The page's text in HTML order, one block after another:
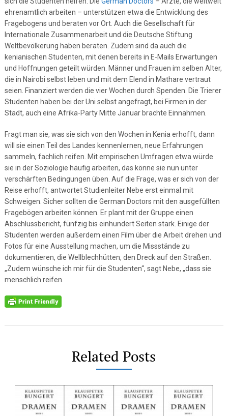
ehrenamtlich arbeiten – unterstützen etwa die Entwicklung des
Fragebogens und beraten vor Ort. Auch die Gesellschaft für
Internationale Zusammenarbeit und die Deutsche Stiftung
Weltbevölkerung haben beraten. Zudem sind da auch die
kenianischen Studenten, mit denen bereits in E-Mails Erwartungen
und Hoffnungen geteilt würden. Männer und Frauen im selben Alter,
die in Nairobi selbst leben und mit dem Elend in Mathare vertraut
seien. Finanziert werden die vier Wochen durch Spenden. Die Trierer
Studenten haben bei der Uni selbst angefragt, bei Firmen in der
Stadt, auch eine Afrika-Party Mitte Januar brachte Einnahmen.
Fragt man sie, was sie sich von den Wochen in Kenia erhofft, dann
will sie einen Teil des Landes kennenlernen, neue Erfahrungen
sammeln, fachlich reifen. Mit empirischen Umfragen etwa würde
sie in der Soziologie häufig arbeiten, das könne sie nun unter
verschärften Bedingungen üben. Auf die Frage, was er sich von der
Reise erhofft, antwortet Studienleiter Nebe erst einmal mit
Schweigen. Sicher sollten die German Doctors mit den ausgefüllten
Fragebögen arbeiten können. Er plant mit der Gruppe einen
Abschlussbericht, fünfzig bis einhundert Seiten stark. Einige der
Studenten werden außerdem einen Film über die Arbeit drehen und
Fotos für eine Ausstellung machen, um die Missstände zu
dokumentieren, die Wellblechhütten, den Dreck auf den Straßen.
„Zudem wünsche ich mir für die Studenten“, sagt Nebe, „dass sie
menschlich reifen.
Related Posts